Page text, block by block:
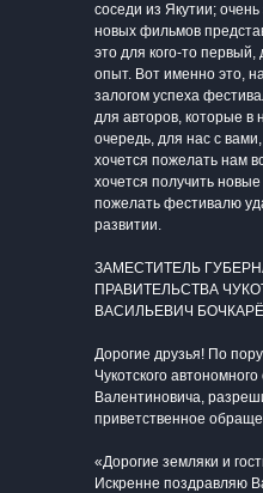
соседи из Якутии;
новых фильмов
это для кого-то
опыт. Вот именно это,
залогом успеха
для авторов, которые в
очередь, для нас с
хочется пожелать нам
хочется получить
пожелать фестивалю
развитии.
ЗАМЕСТИТЕЛЬ
ПРАВИТЕЛЬСТВА
ВАСИЛЬЕВИЧ
Дорогие друзья! По
Чукотского
Валентиновича,
приветственное
«Дорогие земляки и
Искренне поздравляю